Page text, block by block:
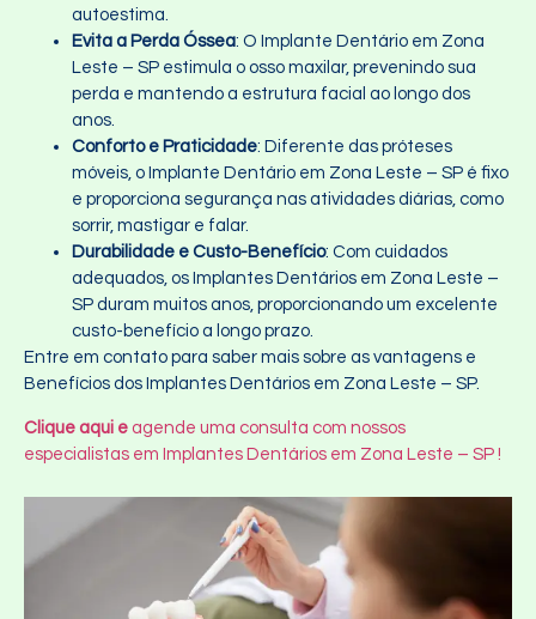
autoestima.
Evita a Perda Óssea: O Implante Dentário em Zona
Leste – SP estimula o osso maxilar, prevenindo sua
perda e mantendo a estrutura facial ao longo dos
anos.
Conforto e Praticidade: Diferente das próteses
móveis, o Implante Dentário em Zona Leste – SP é fixo
e proporciona segurança nas atividades diárias, como
sorrir, mastigar e falar.
Durabilidade e Custo-Benefício: Com cuidados
adequados, os Implantes Dentários em Zona Leste –
SP duram muitos anos, proporcionando um excelente
custo-benefício a longo prazo.
Entre em contato para saber mais sobre as vantagens e
Benefícios dos Implantes Dentários em Zona Leste – SP.
Clique aqui e agende uma consulta com nossos
especialistas em Implantes Dentários em Zona Leste – SP !